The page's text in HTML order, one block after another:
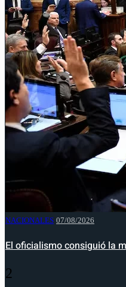
NACIONALES 07/08/2026
El oficialismo consiguió la
2